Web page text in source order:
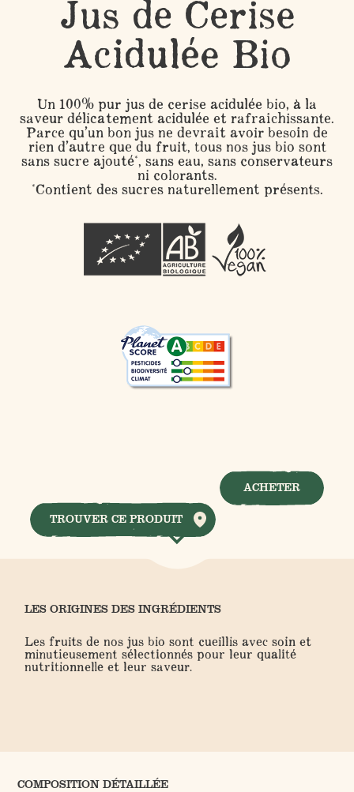
Jus de Cerise
Acidulée Bio
Un 100% pur jus de cerise acidulée bio, à la
saveur délicatement acidulée et rafraichissante.
Parce qu’un bon jus ne devrait avoir besoin de
rien d’autre que du fruit, tous nos jus bio sont
sans sucre ajouté*, sans eau, sans conservateurs
ni colorants.
*Contient des sucres naturellement présents.
TROUVER CE PRODUIT
ACHETER
LES ORIGINES DES INGRÉDIENTS
Les fruits de nos jus bio sont cueillis avec soin et
minutieusement sélectionnés pour leur qualité
nutritionnelle et leur saveur.
COMPOSITION DÉTAILLÉE